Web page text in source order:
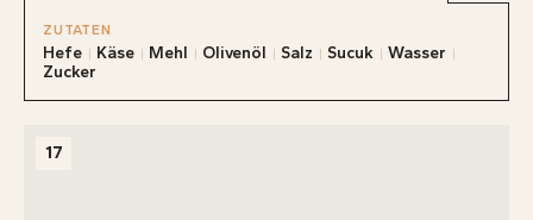
ZUTATEN
Hefe Käse Mehl Olivenöl Salz Sucuk
Wasser
Zucker
17